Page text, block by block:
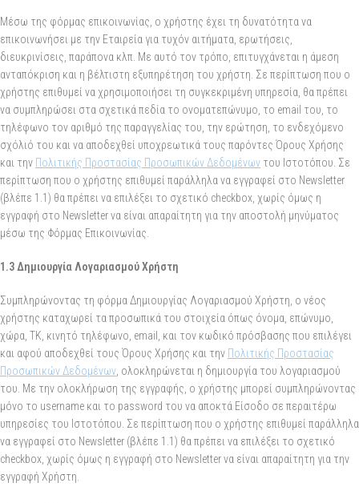
Μέσω της φόρμας επικοινωνίας, ο χρήστης έχει τη δυνατότητα να
επικοινωνήσει με την Εταιρεία για τυχόν αιτήματα, ερωτήσεις,
διευκρινίσεις, παράπονα κλπ. Με αυτό τον τρόπο, επιτυγχάνεται η άμεση
ανταπόκριση και η βέλτιστη εξυπηρέτηση του χρήστη. Σε περίπτωση που ο
χρήστης επιθυμεί να χρησιμοποιήσει τη συγκεκριμένη υπηρεσία, θα πρέπει
να συμπληρώσει στα σχετικά πεδία το ονοματεπώνυμο, το email του, το
τηλέφωνο τον αριθμό της παραγγελίας του, την ερώτηση, το ενδεχόμενο
σχόλιό του και να αποδεχθεί υποχρεωτικά τους παρόντες Όρους Χρήσης
και την Πολιτικής Προστασίας Προσωπικών Δεδομένων του Ιστοτόπου. Σε
περίπτωση που ο χρήστης επιθυμεί παράλληλα να εγγραφεί στο Newsletter
(βλέπε 1.1) θα πρέπει να επιλέξει το σχετικό checkbox, χωρίς όμως η
εγγραφή στο Newsletter να είναι απαραίτητη για την αποστολή μηνύματος
μέσω της Φόρμας Επικοινωνίας.
1.3 Δημιουργία Λογαριασμού Χρήστη
Συμπληρώνοντας τη φόρμα Δημιουργίας Λογαριασμού Χρήστη, ο νέος
χρήστης καταχωρεί τα προσωπικά του στοιχεία όπως όνομα, επώνυμο,
χώρα, ΤΚ, κινητό τηλέφωνο, email, και τον κωδικό πρόσβασης που επιλέγει
και αφού αποδεχθεί τους Όρους Χρήσης και την Πολιτικής Προστασίας
Προσωπικών Δεδομένων , ολοκληρώνεται η δημιουργία του λογαριασμού
του. Με την ολοκλήρωση της εγγραφής, ο χρήστης μπορεί συμπληρώνοντας
μόνο το username και το password του να αποκτά Είσοδο σε περαιτέρω
υπηρεσίες του Ιστοτόπου. Σε περίπτωση που ο χρήστης επιθυμεί παράλληλα
να εγγραφεί στο Newsletter (βλέπε 1.1) θα πρέπει να επιλέξει το σχετικό
checkbox, χωρίς όμως η εγγραφή στο Newsletter να είναι απαραίτητη για την
εγγραφή Χρήστη.